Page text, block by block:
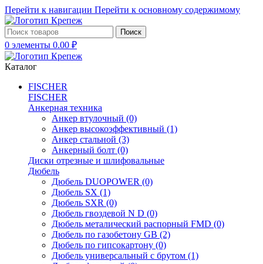
Перейти к навигации Перейти к основному содержимому
Поиск
0 элементы 0.00 ₽
Каталог
FISCHER
FISCHER
Анкерная техника
Анкер втулочный (0)
Анкер высокоэффективный (1)
Анкер стальной (3)
Анкерный болт (0)
Диски отрезные и шлифовальные
Дюбель
Дюбель DUOPOWER (0)
Дюбель SX (1)
Дюбель SXR (0)
Дюбель гвоздевой N D (0)
Дюбель металический распорный FMD (0)
Дюбель по газобетону GB (2)
Дюбель по гипсокартону (0)
Дюбель универсальный с брутом (1)